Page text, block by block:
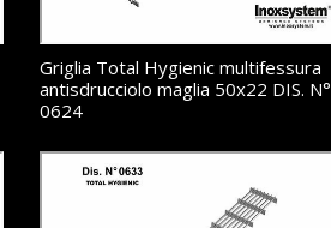
Griglia Total Hygienic multifessura
antisdrucciolo maglia 50x22 DIS. N°
0624